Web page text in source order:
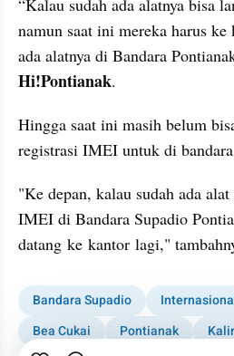
“Kalau sudah ada alatnya bisa
namun saat ini mereka harus
Hi!Pontianak.
Hingga saat ini masih belum
registrasi IMEI untuk di bandara
"Ke depan, kalau sudah ada
IMEI di Bandara Supadio
datang ke kantor lagi,"
Bandara Supadio
Bea Cukai
Pontianak